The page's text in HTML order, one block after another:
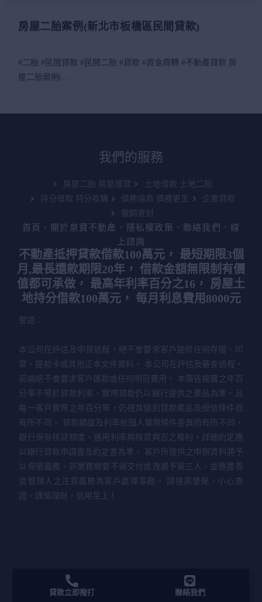
房屋二胎案例(新北市板橋區民間貸款)
#二胎 #民間貸款 #民間二胎 #貸款 #資金周轉 #不動產貸款 房
屋二胎案例(...
我們的服務
房屋二胎 房屋增貸
土地借款 土地二胎
持分借款 持分收購
債務協商 債務更生
企業貸款
撤銷查封
首頁 ． 關於泉寶不動產 ． 隱私權政策 ． 聯絡我們 ． 線
上諮詢
不動產抵押貸款借款100萬元， 最短期限3個
月,最長還款期限20年， 借款金額無限制有價
值都可承做， 最高年利率百分之16， 房屋土
地持分借款100萬元， 每月利息費用8000元
警語：
本公司在評估及申貸過程，絕不會要求客戶提供任何存摺、印
章、提款卡或其他正本文件資料。 本公司在評估及審查過程，
前端絕不會要求客戶匯款或任何明目費用。 本廣告揭露之年百
分率不等於貸款利率，實際貸款仍以銀行提供之產品為準，且
每一客戶實際之年百分率，仍視其個別貸款產品及授信條件而
有所不同。 貸款額度及利率依個人實際條件差異而有所不同，
銀行保有核貸額度、適用利率與核貸與否之權利，詳細約定應
以銀行貸款申請書及約定書為準。 客戶所提供之申辦資料將予
以保密義務，非業務需要不得交付或洩漏予第三人，並應盡善
良管理人之注意義務為客戶處理事務。 請提高警覺，小心查
證。謹慎理財，信用至上！
貸款立即撥打 聯絡我們